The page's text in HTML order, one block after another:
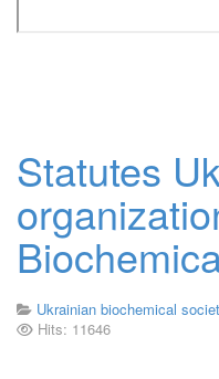
Statutes
Ukrainian biochemical
Hits: 11646